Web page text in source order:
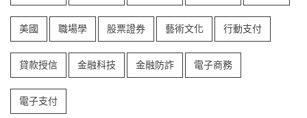
美國 職場學 股票證券 藝術文化 行動支付
貸款授信 金融科技 金融防詐 電子商務
電子支付